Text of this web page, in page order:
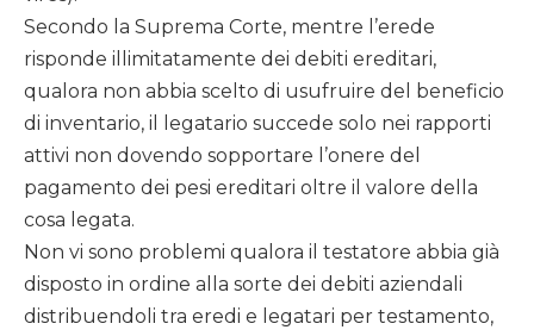
Secondo la Suprema Corte, mentre l’erede
risponde illimitatamente dei debiti ereditari,
qualora non abbia scelto di usufruire del beneficio
di inventario, il legatario succede solo nei rapporti
attivi non dovendo sopportare l’onere del
pagamento dei pesi ereditari oltre il valore della
cosa legata.
Non vi sono problemi qualora il testatore abbia già
disposto in ordine alla sorte dei debiti aziendali
distribuendoli tra eredi e legatari per testamento,